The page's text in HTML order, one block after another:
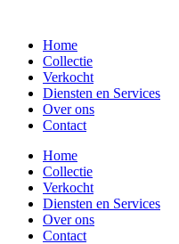
inhoud
Home
Collectie
Verkocht
Diensten en Services
Over ons
Contact
Home
Collectie
Verkocht
Diensten en Services
Over ons
Contact